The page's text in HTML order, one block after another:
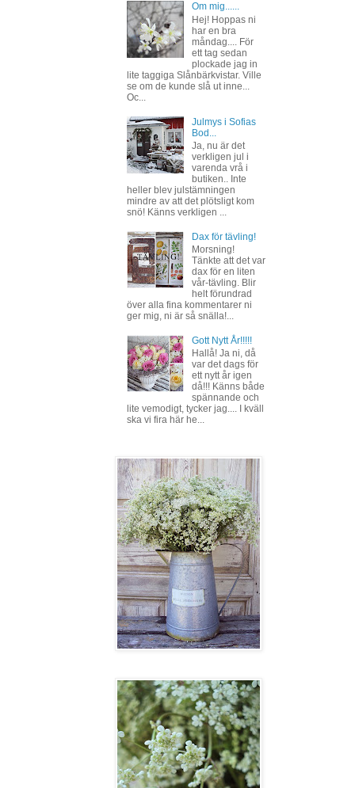
Om mig......
Hej! Hoppas ni
har en bra
måndag.... För
ett tag sedan
plockade jag in
lite taggiga Slånbärkvistar. Ville
se om de kunde slå ut inne...
Oc...
Julmys i Sofias
Bod...
Ja, nu är det
verkligen jul i
varenda vrå i
butiken.. Inte
heller blev julstämningen
mindre av att det plötsligt kom
snö! Känns verkligen ...
Dax för tävling!
Morsning!
Tänkte att det var
dax för en liten
vår-tävling. Blir
helt förundrad
över alla fina kommentarer ni
ger mig, ni är så snälla!...
Gott Nytt År!!!!!
Hallå! Ja ni, då
var det dags för
ett nytt år igen
då!!! Känns både
spännande och
lite vemodigt, tycker jag.... I kväll
ska vi fira här he...